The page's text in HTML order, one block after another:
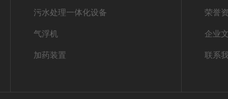
污水处理一体化设备
气浮机
加药装置
荣誉
企业
联系